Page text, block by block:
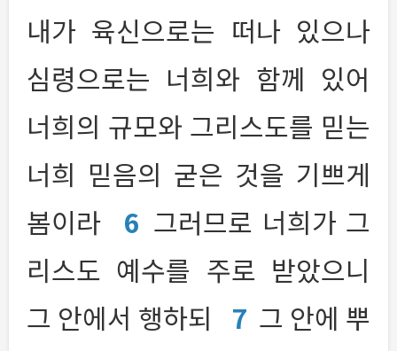
내가 육신으로는 떠나 있으나
심령으로는 너희와 함께 있어
너희의 규모와 그리스도를 믿는
너희 믿음의 굳은 것을 기쁘게
봄이라
6 그러므로 너희가 그
리스도 예수를 주로 받았으니
그 안에서 행하되
7 그 안에 뿌